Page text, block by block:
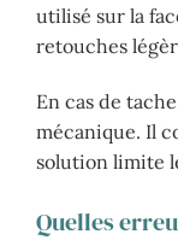
utilisé sur la
retouches
En cas de
mécanique. Il
solution limite
Quelles